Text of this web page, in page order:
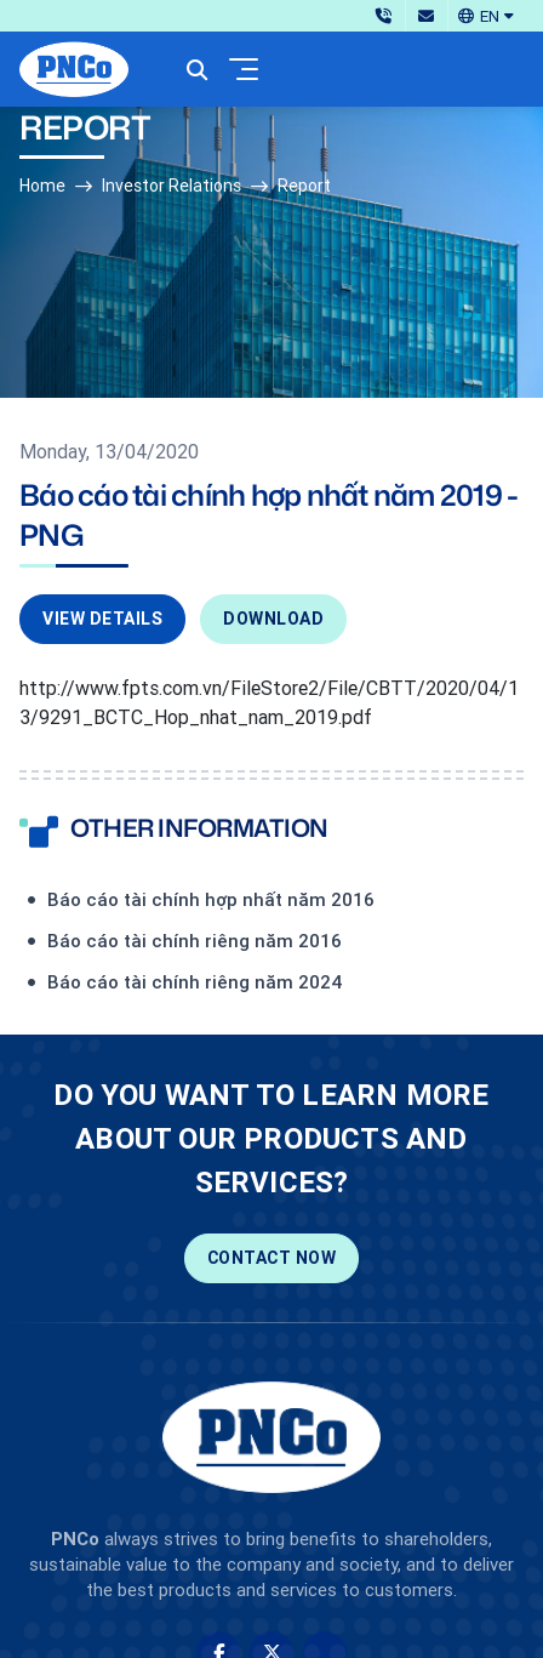
EN
REPORT
Home Investor Relations Report
Monday, 13/04/2020
Báo cáo tài chính hợp nhất năm 2019 -
PNG
VIEW DETAILS DOWNLOAD
http://www.fpts.com.vn/FileStore2/File/CBTT/2020/04/1
3/9291_BCTC_Hop_nhat_nam_2019.pdf
OTHER INFORMATION
Báo cáo tài chính hợp nhất năm 2016
Báo cáo tài chính riêng năm 2016
Báo cáo tài chính riêng năm 2024
DO YOU WANT TO LEARN MORE
ABOUT OUR PRODUCTS AND
SERVICES?
CONTACT NOW
PNCo always strives to bring benefits to shareholders,
sustainable value to the company and society, and to deliver
the best products and services to customers.